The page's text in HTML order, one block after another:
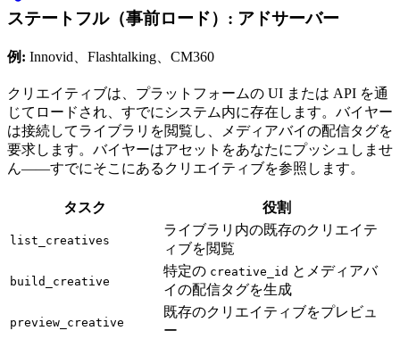
ステートフル（事前ロード）: アドサーバー
例: Innovid、Flashtalking、CM360
クリエイティブは、プラットフォームの UI または API を通
じてロードされ、すでにシステム内に存在します。バイヤー
は接続してライブラリを閲覧し、メディアバイの配信タグを
要求します。バイヤーはアセットをあなたにプッシュしませ
ん——すでにそこにあるクリエイティブを参照します。
タスク 役割
list_creatives
ライブラリ内の既存のクリエイテ
ィブを閲覧
build_creative
特定の creative_id とメディアバ
イの配信タグを生成
preview_creative
既存のクリエイティブをプレビュ
ー